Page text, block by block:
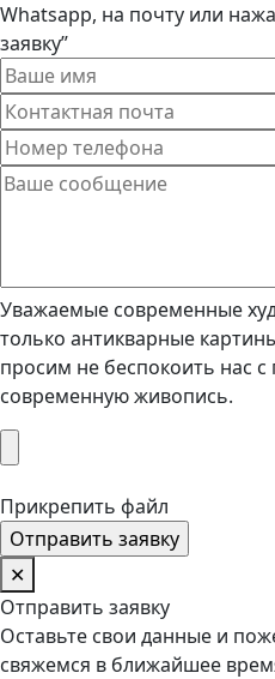
Whatsapp, на почту или
заявку”
Уважаемые современные
только антикварные
просим не беспокоить нас
современную живопись.
Прикрепить файл
✕
Отправить заявку
Оставьте свои данные и
свяжемся в ближайшее